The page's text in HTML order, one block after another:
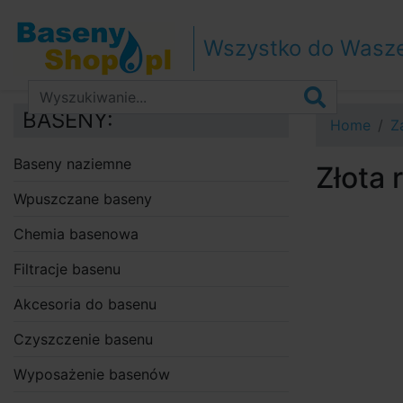
Przejdź do treści
Przejdź do paska bocznegoWszystko do
Home
Złota
BASENY:
Baseny naziemne
Wpuszczane baseny
Chemia basenowa
Filtracje basenu
Akcesoria do basenu
Czyszczenie basenu
Wyposażenie basenów